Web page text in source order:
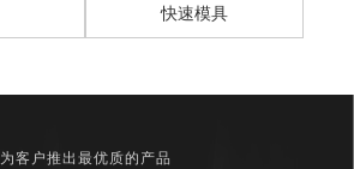
快速模具
为客户推出最优质的产品